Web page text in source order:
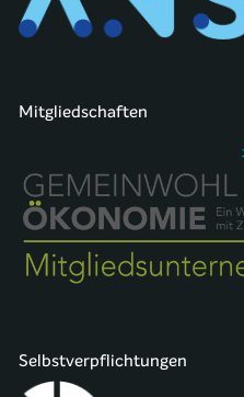
Mitgliedschaften
Selbstverpflichtungen